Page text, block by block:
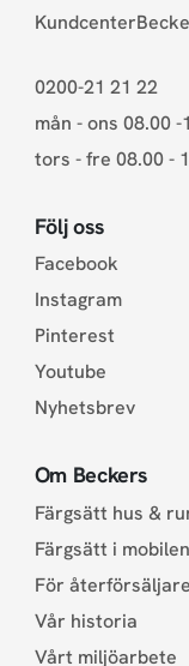
0200-21 21 22
mån - ons 08.00 -
tors - fre 08.00 -
Följ oss
Facebook
Instagram
Pinterest
Youtube
Nyhetsbrev
Om Beckers
Färgsätt hus &
Färgsätt i mobilen
För återförsäljare
Vår historia
Vårt miljöarbete